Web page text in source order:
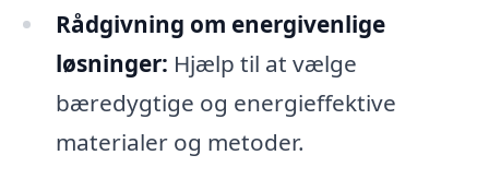
Rådgivning om energivenlige
løsninger: Hjælp til at vælge
bæredygtige og energieffektive
materialer og metoder.